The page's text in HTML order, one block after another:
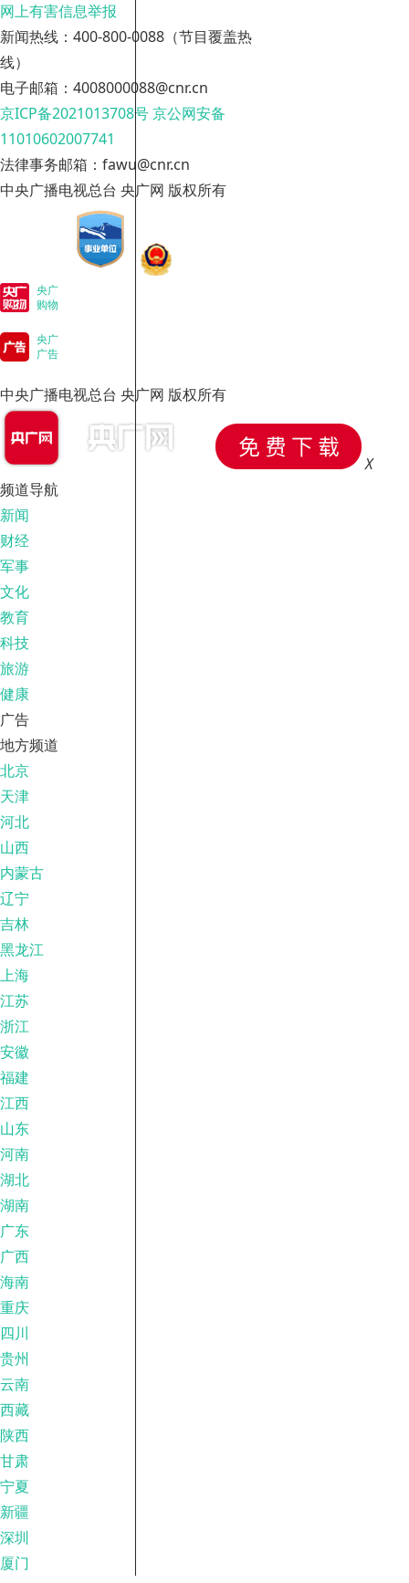
网上有害信息举报
新闻热线：400-800-0088（节目覆盖热
线）
电子邮箱：4008000088@cnr.cn
京ICP备2021013708号京公网安备
11010602007741
法律事务邮箱：fawu@cnr.cn
中央广播电视总台 央广网 版权所有
央广
购物
央广
广告
中央广播电视总台 央广网 版权所有
X
频道导航
新闻
财经
军事
文化
教育
科技
旅游
健康
广告
地方频道
北京
天津
河北
山西
内蒙古
辽宁
吉林
黑龙江
上海
江苏
浙江
安徽
福建
江西
山东
河南
湖北
湖南
广东
广西
海南
重庆
四川
贵州
云南
西藏
陕西
甘肃
宁夏
新疆
深圳
厦门